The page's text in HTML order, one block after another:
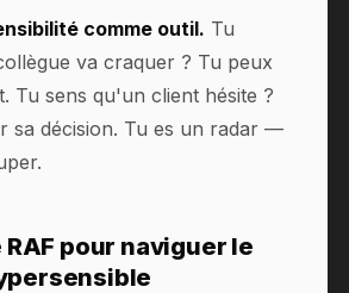
comme outil. Tu
va craquer ? Tu peux
Tu sens qu'un client hésite ?
sa décision. Tu es un radar —
pour naviguer le